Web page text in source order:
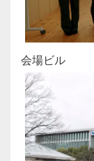
会場ビル